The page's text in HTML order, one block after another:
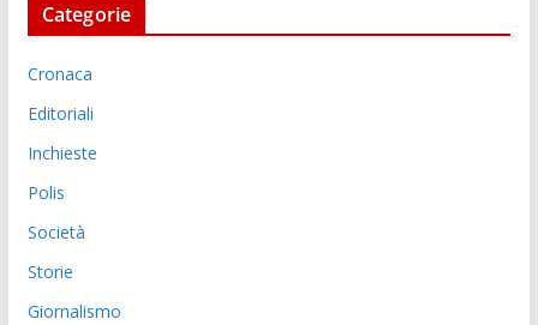
Categorie
Cronaca
Editoriali
Inchieste
Polis
Società
Storie
Giornalismo